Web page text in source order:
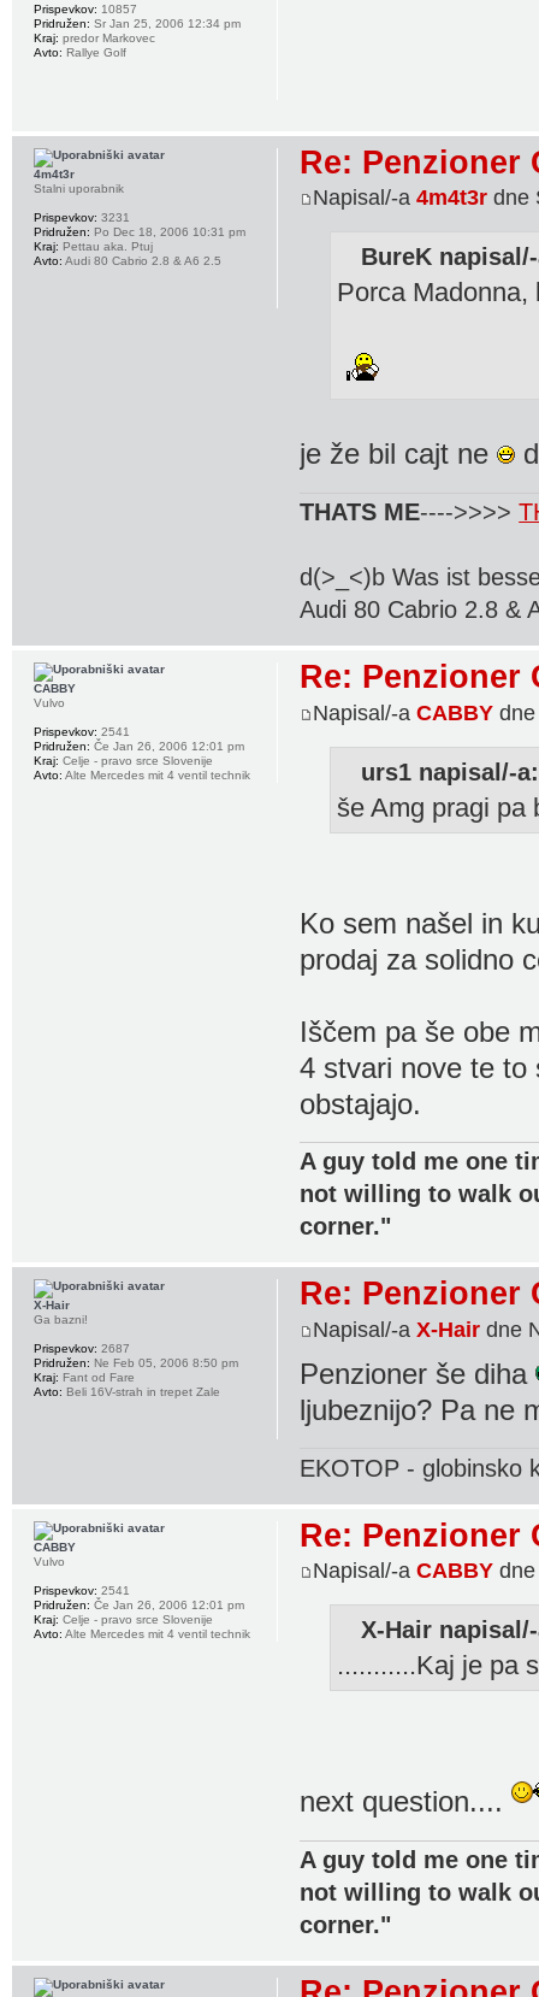
Prispevkov: 10857
Pridružen: Sr Jan 25, 2006 12:34 pm
Kraj: predor Markovec
Avto: Rallye Golf
Re: Penzioner
Napisal/-a4m4t3r dne
BureK
Porca Madonna,
je že bil cajt ne
THATS ME---->>>>
d(>_<)b Was ist
Audi 80 Cabrio 2.8 &
4m4t3r
Stalni uporabnik
Prispevkov: 3231
Pridružen: Po Dec 18, 2006 10:31 pm
Kraj: Pettau aka. Ptuj
Avto: Audi 80 Cabrio 2.8 & A6 2.5
Re: Penzioner
Napisal/-aCABBY
urs1 napisal/-a:
še Amg pragi
Ko sem našel in
prodaj za solidno
Iščem pa še obe
4 stvari nove te
obstajajo.
A guy told me one
not willing to walk
corner."
CABBY
Vulvo
Prispevkov: 2541
Pridružen: Če Jan 26, 2006 12:01 pm
Kraj: Celje - pravo srce Slovenije
Avto: Alte Mercedes mit 4 ventil technik
Re: Penzioner
Napisal/-aX-Hair dne
Penzioner še diha
ljubeznijo? Pa ne
EKOTOP - globinsko
X-Hair
Ga bazni!
Prispevkov: 2687
Pridružen: Ne Feb 05, 2006 8:50 pm
Kraj: Fant od Fare
Avto: Beli 16V-strah in trepet Zale
Re: Penzioner
Napisal/-aCABBY
X-Hair
...........Kaj je pa
next question....
A guy told me one
not willing to walk
corner."
CABBY
Vulvo
Prispevkov: 2541
Pridružen: Če Jan 26, 2006 12:01 pm
Kraj: Celje - pravo srce Slovenije
Avto: Alte Mercedes mit 4 ventil technik